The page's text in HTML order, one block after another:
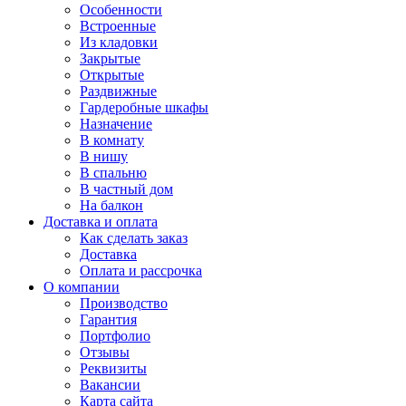
Особенности
Встроенные
Из кладовки
Закрытые
Открытые
Раздвижные
Гардеробные шкафы
Назначение
В комнату
В нишу
В спальню
В частный дом
На балкон
Доставка и оплата
Как сделать заказ
Доставка
Оплата и рассрочка
О компании
Производство
Гарантия
Портфолио
Отзывы
Реквизиты
Вакансии
Карта сайта